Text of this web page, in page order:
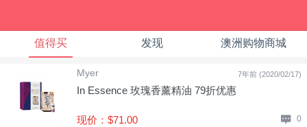
值得买 发现 澳洲购物商城
7年前 (2020/02/17)
Myer
In Essence 玫瑰香薰精油 79折优惠
现价：$71.00 0